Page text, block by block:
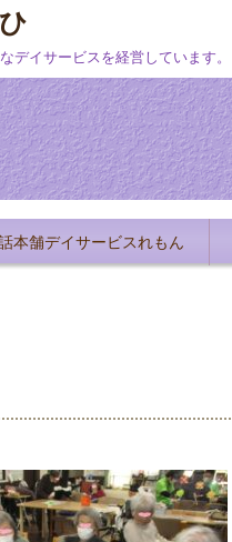
デイサービスを経営しています。
本舗デイサービスれもん